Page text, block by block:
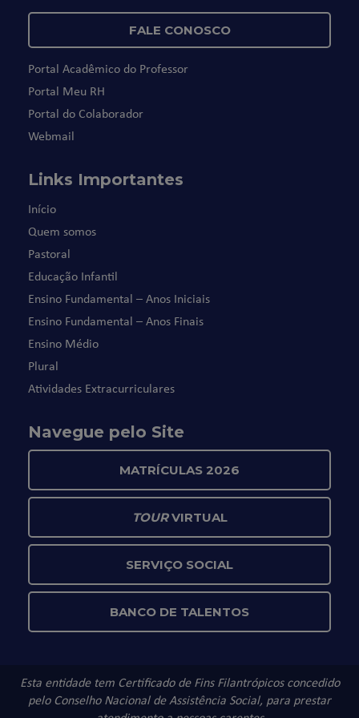
FALE CONOSCO
Portal Acadêmico do Professor
Portal Meu RH
Portal do Colaborador
Webmail
Links Importantes
Início
Quem somos
Pastoral
Educação Infantil
Ensino Fundamental – Anos Iniciais
Ensino Fundamental – Anos Finais
Ensino Médio
Plural
Atividades Extracurriculares
Navegue pelo Site
MATRÍCULAS 2026
TOURVIRTUAL
SERVIÇO SOCIAL
BANCO DE TALENTOS
Esta entidade tem Certificado de Fins Filantrópicos concedido
pelo Conselho Nacional de Assistência Social, para prestar